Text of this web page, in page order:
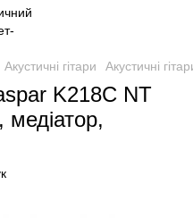
Акустичні гітари Акустичні
K218C NT